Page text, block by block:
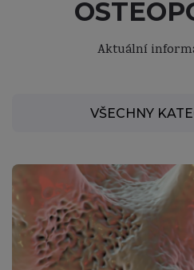
Aktuální
VŠECHNY